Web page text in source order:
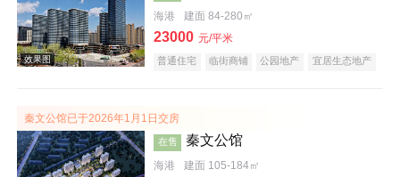
效果图
海港 建面 84-280㎡
23000 元/平米
普通住宅 临街商铺 公园地产 宜居生态地产
秦文公馆已于2026年1月1日交房
在售 秦文公馆
海港 建面 105-184㎡